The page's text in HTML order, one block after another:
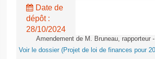
Date de
dépôt :
28/10/2024
Amendement de M. Bruneau, rapporteur
Voir le dossier (Projet de loi de finances pour